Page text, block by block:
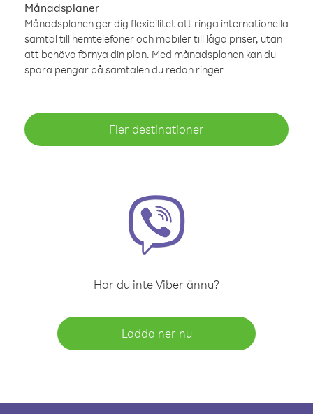
Månadsplaner
Månadsplanen ger dig flexibilitet att ringa internationella
samtal till hemtelefoner och mobiler till låga priser, utan
att behöva förnya din plan. Med månadsplanen kan du
spara pengar på samtalen du redan ringer
Fler destinationer
Har du inte Viber ännu?
Ladda ner nu